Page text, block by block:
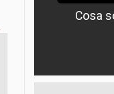
Cosa